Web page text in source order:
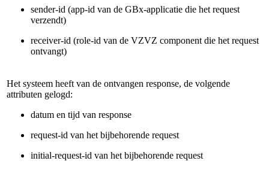
sender-id (app-id van de GBx-applicatie die het request
verzendt)
receiver-id (role-id van de VZVZ component die het request
ontvangt)
Het systeem heeft van de ontvangen response, de volgende
attributen gelogd:
datum en tijd van response
request-id van het bijbehorende request
initial-request-id van het bijbehorende request